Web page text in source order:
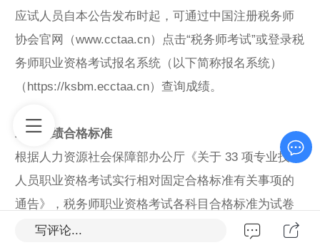
应试人员自本公告发布时起，可通过中国注册税务师
协会官网（www.cctaa.cn）点击“税务师考试”或登录税
务师职业资格考试报名系统（以下简称报名系统）
（https://ksbm.ecctaa.cn）查询成绩。
二、成绩合格标准
根据人力资源社会保障部办公厅《关于 33 项专业技术
人员职业资格考试实行相对固定合格标准有关事项的
通告》，税务师职业资格考试各科目合格标准为试卷
满分（140分）的 60%即 84 分
写评论...